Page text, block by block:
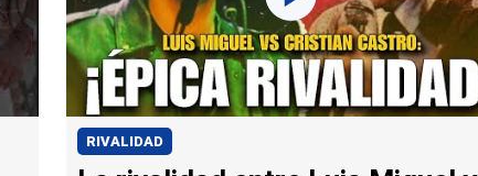
RIVALIDAD